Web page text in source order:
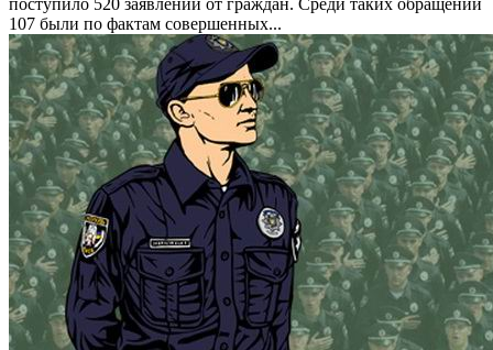
107 были по фактам совершенных...